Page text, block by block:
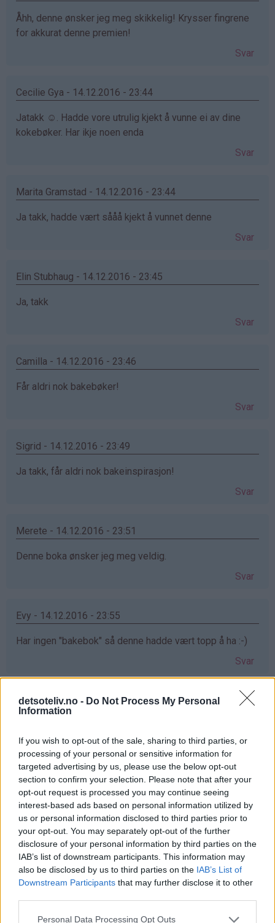
detsoteliv.no - Do Not Process My Personal
Information
If you wish to opt-out of the sale, sharing to third parties, or
processing of your personal or sensitive information for
targeted advertising by us, please use the below opt-out
section to confirm your selection. Please note that after your
opt-out request is processed you may continue seeing
interest-based ads based on personal information utilized by
us or personal information disclosed to third parties prior to
your opt-out. You may separately opt-out of the further
disclosure of your personal information by third parties on the
IAB’s list of downstream participants. This information may
also be disclosed by us to third parties on the IAB’s List of
Downstream Participants that may further disclose it to other
Personal Data Processing Opt Outs
Åhh, denne ønsker jeg meg skikkelig! Krysser fingrene
for akkurat denne premien!
Svar
Cecilie Gya - 14.12.2016 - 23:44
Jatakk ☺. Hadde vore utrulig kjekt å vunne ei av dine
kokebøker. Har ikje noen enda
Svar
Marita Gramstad - 14.12.2016 - 23:44
Ja takk, hadde vært sååå kjekt å vunnet denne
Svar
Elin Stubhaug - 14.12.2016 - 23:45
Ja, takk
Svar
Camilla - 14.12.2016 - 23:46
Får aldri nok bakebøker!
Svar
Sigrid - 14.12.2016 - 23:49
Ja takk, får aldri nok bakeinspirasjon!
Svar
Merete - 14.12.2016 - 23:51
Denne boka ønsker jeg meg veldig.
Svar
Evy - 14.12.2016 - 23:55
Har ingen "bakebok" så denne hadde vært topp å ha :-)
Svar
Christina Solberg Wessel - 15.12.2016 - 00:00
aldri lei av noen av oppskriftene :) Men blir aldri for
mange bakebøker ;)
Svar
Connie Nyborg - 15.12.2016 - 00:01
Ja takk :)
Svar
Merete - 15.12.2016 - 00:10